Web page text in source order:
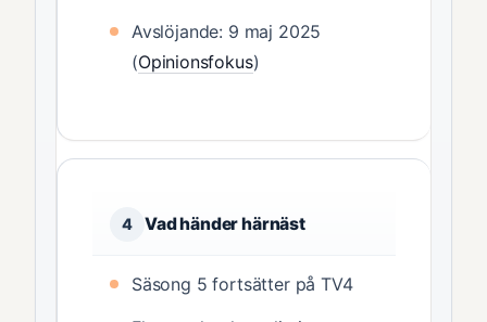
Avslöjande: 9 maj 2025
(Opinionsfokus)
4 Vad händer härnäst
Säsong 5 fortsätter på TV4